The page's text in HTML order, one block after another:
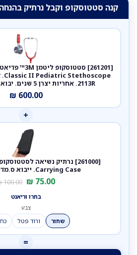
קנה סטטוסקופ וקבל נרתיק
2113R. אחריות יצרן 5 שנים. יבוא רשמי לישראל.
600.00
₪
+
Carrying Case. ייבוא ס.מדיק. (שחור)
75.00
₪
100.00
בחרו וריאנט
צבע
שחור
ורוד פטל
=